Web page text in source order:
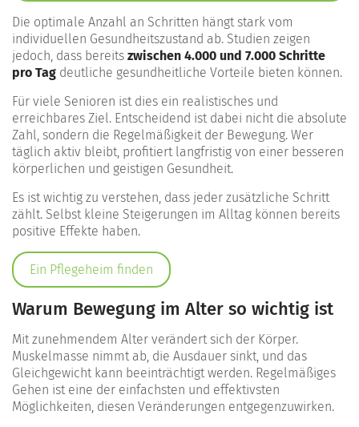
Die optimale Anzahl an Schritten hängt stark vom
individuellen Gesundheitszustand ab. Studien zeigen
jedoch, dass bereits zwischen 4.000 und 7.000 Schritte
pro Tag deutliche gesundheitliche Vorteile bieten können.
Für viele Senioren ist dies ein realistisches und
erreichbares Ziel. Entscheidend ist dabei nicht die absolute
Zahl, sondern die Regelmäßigkeit der Bewegung. Wer
täglich aktiv bleibt, profitiert langfristig von einer besseren
körperlichen und geistigen Gesundheit.
Es ist wichtig zu verstehen, dass jeder zusätzliche Schritt
zählt. Selbst kleine Steigerungen im Alltag können bereits
positive Effekte haben.
Ein Pflegeheim finden
Warum Bewegung im Alter so wichtig ist
Mit zunehmendem Alter verändert sich der Körper.
Muskelmasse nimmt ab, die Ausdauer sinkt, und das
Gleichgewicht kann beeinträchtigt werden. Regelmäßiges
Gehen ist eine der einfachsten und effektivsten
Möglichkeiten, diesen Veränderungen entgegenzuwirken.